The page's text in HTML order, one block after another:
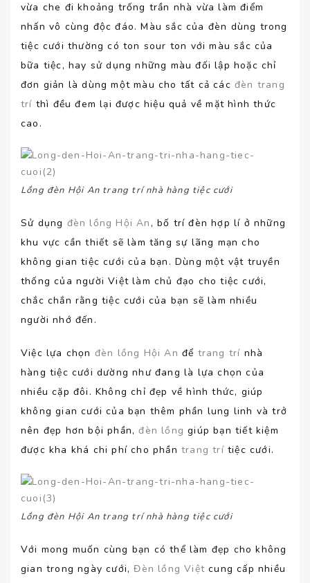
vừa che đi khoảng trống trần nhà vừa làm điểm
nhấn vô cùng độc đáo. Màu sắc của đèn dùng trong
tiệc cưới thường có ton sour ton với màu sắc của
bữa tiệc, hay sử dụng những màu đối lập hoặc chỉ
đơn giản là dùng một màu cho tất cả các đèn trang
trí thì đều đem lại được hiệu quả về mặt hình thức
cao.
Lồng đèn Hội An trang trí nhà hàng tiệc cưới
Sử dụng đèn lồng Hội An , bố trí đèn hợp lí ở những
khu vực cần thiết sẽ làm tăng sự lãng mạn cho
không gian tiệc cưới của bạn. Dùng một vật truyền
thống của người Việt làm chủ đạo cho tiệc cưới,
chắc chắn rằng tiệc cưới của bạn sẽ làm nhiều
người nhớ đến.
Việc lựa chọn đèn lồng Hội An để trang trí nhà
hàng tiệc cưới dường như đang là lựa chọn của
nhiều cặp đôi. Không chỉ đẹp về hình thức, giúp
không gian cưới của bạn thêm phần lung linh và trở
nên đẹp hơn bội phần,đèn lồng giúp bạn tiết kiệm
được kha khá chi phí cho phần trang trítiệc cưới.
Lồng đèn Hội An trang trí nhà hàng tiệc cưới
Với mong muốn cùng bạn có thể làm đẹp cho không
gian trong ngày cưới,Đèn lồng Việt cung cấp nhiều